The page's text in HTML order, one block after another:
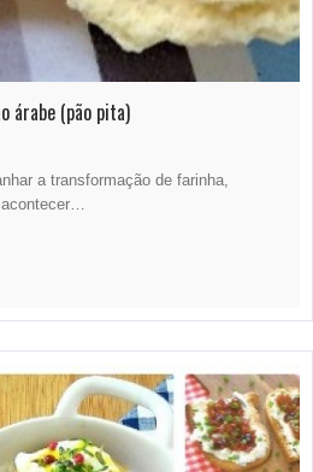
árabe (pão pita)
a transformação de farinha,